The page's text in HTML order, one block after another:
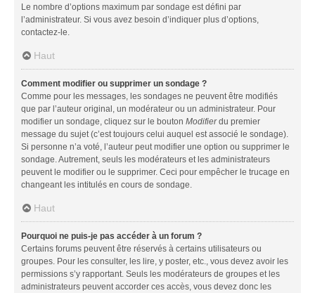
Le nombre d’options maximum par sondage est défini par
l’administrateur. Si vous avez besoin d’indiquer plus d’options,
contactez-le.
Haut
Comment modifier ou supprimer un sondage ?
Comme pour les messages, les sondages ne peuvent être modifiés
que par l’auteur original, un modérateur ou un administrateur. Pour
modifier un sondage, cliquez sur le bouton Modifierdu premier
message du sujet (c’est toujours celui auquel est associé le sondage).
Si personne n’a voté, l’auteur peut modifier une option ou supprimer le
sondage. Autrement, seuls les modérateurs et les administrateurs
peuvent le modifier ou le supprimer. Ceci pour empêcher le trucage en
changeant les intitulés en cours de sondage.
Haut
Pourquoi ne puis-je pas accéder à un forum ?
Certains forums peuvent être réservés à certains utilisateurs ou
groupes. Pour les consulter, les lire, y poster, etc., vous devez avoir les
permissions s’y rapportant. Seuls les modérateurs de groupes et les
administrateurs peuvent accorder ces accès, vous devez donc les